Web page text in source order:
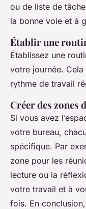
ou de liste de
la bonne voie et à
Établir une
Établissez une
votre journée.
rythme de travail
Créer des zones
Si vous avez
votre bureau,
spécifique. Par
zone pour les
lecture ou la
votre travail et à
fois. En